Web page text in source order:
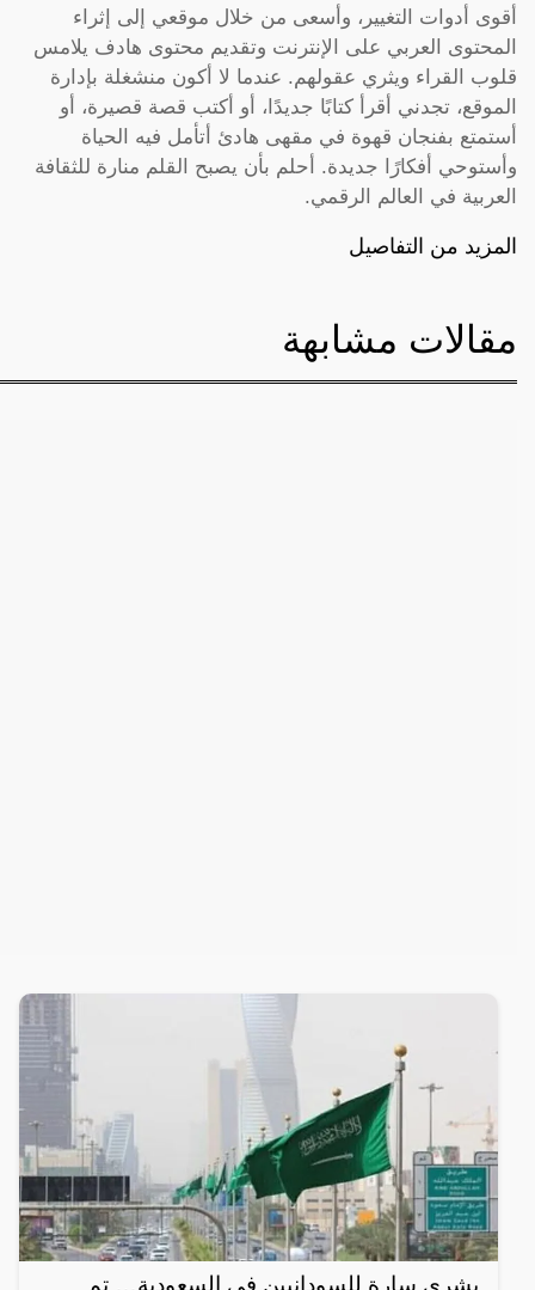
أقوى أدوات التغيير، وأسعى من خلال موقعي إلى إثراء
المحتوى العربي على الإنترنت وتقديم محتوى هادف يلامس
قلوب القراء ويثري عقولهم. عندما لا أكون منشغلة بإدارة
الموقع، تجدني أقرأ كتابًا جديدًا، أو أكتب قصة قصيرة، أو
أستمتع بفنجان قهوة في مقهى هادئ أتأمل فيه الحياة
وأستوحي أفكارًا جديدة. أحلم بأن يصبح القلم منارة للثقافة
العربية في العالم الرقمي.
المزيد من التفاصيل
مقالات مشابهة
بشرى سارة للسودانيين في السعودية… تم